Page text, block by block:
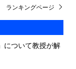
について教授が解
ランキングページ